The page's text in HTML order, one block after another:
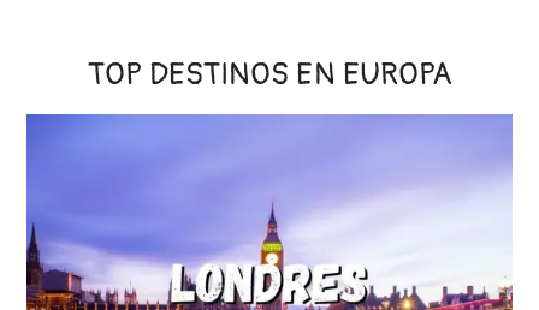
TOP DESTINOS EN EUROPA